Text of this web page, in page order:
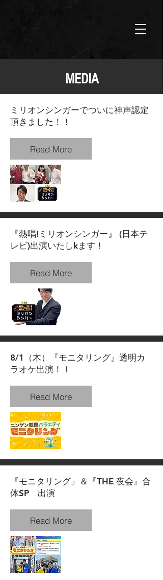
MEDIA
ミリオンシンガーでついに神声認定
頂きました！！
Read More
『熱唱!ミリオンシンガー』 (日本テ
レビ)出演いたしkます！
Read More
8/1（木）『モニタリング』透明カ
ラオケ出演！！
Read More
『モニタリング』＆『THE 夜会』合
体SP 出演
Read More